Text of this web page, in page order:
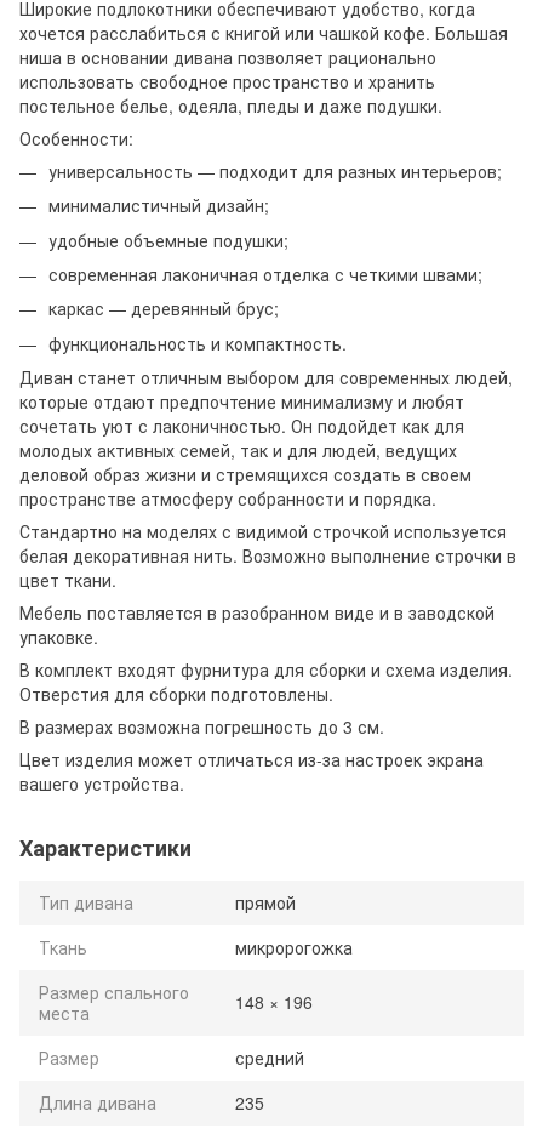
Широкие подлокотники обеспечивают удобство, когда
хочется расслабиться с книгой или чашкой кофе. Большая
ниша в основании дивана позволяет рационально
использовать свободное пространство и хранить
постельное белье, одеяла, пледы и даже подушки.
Особенности:
универсальность — подходит для разных интерьеров;
минималистичный дизайн;
удобные объемные подушки;
современная лаконичная отделка с четкими швами;
каркас — деревянный брус;
функциональность и компактность.
Диван станет отличным выбором для современных людей,
которые отдают предпочтение минимализму и любят
сочетать уют с лаконичностью. Он подойдет как для
молодых активных семей, так и для людей, ведущих
деловой образ жизни и стремящихся создать в своем
пространстве атмосферу собранности и порядка.
Стандартно на моделях с видимой строчкой используется
белая декоративная нить. Возможно выполнение строчки в
цвет ткани.
Мебель поставляется в разобранном виде и в заводской
упаковке.
В комплект входят фурнитура для сборки и схема изделия.
Отверстия для сборки подготовлены.
В размерах возможна погрешность до 3 см.
Цвет изделия может отличаться из-за настроек экрана
вашего устройства.
Характеристики
Тип дивана
прямой
Ткань
микророгожка
Размер спального
места
148 × 196
Размер
средний
Длина дивана
235